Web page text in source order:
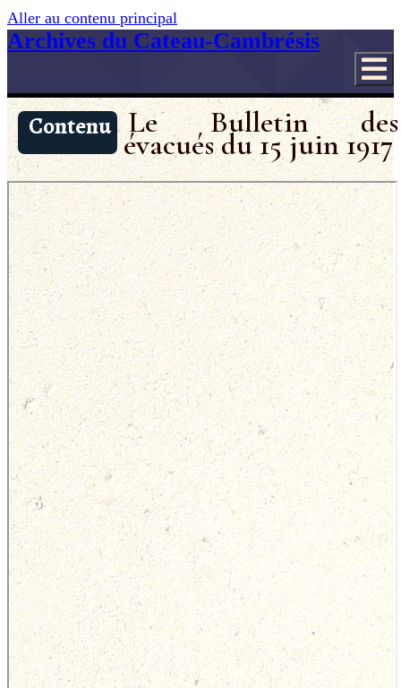
Aller au contenu principal
Archives du Cateau-Cambrésis
Contenu Le Bulletin des
évacués du 15 juin 1917